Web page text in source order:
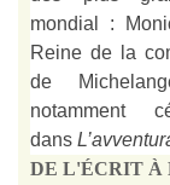
mondial :
Reine de la
de
notamment
dans L’
DE L'ÉCRIT À